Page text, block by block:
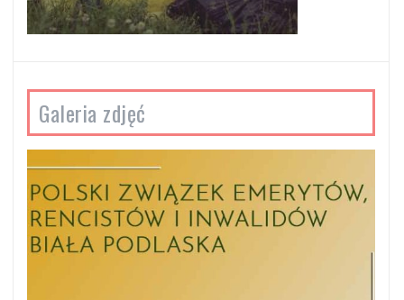
Galeria zdjęć